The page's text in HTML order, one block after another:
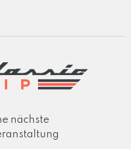
nächste